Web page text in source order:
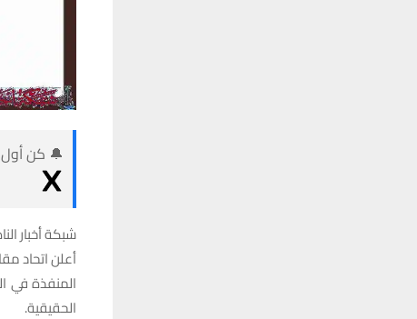
🔔 كن أول
شبكة أخبار
أعلن اتحاد
المنفذة في
الحقيقية.